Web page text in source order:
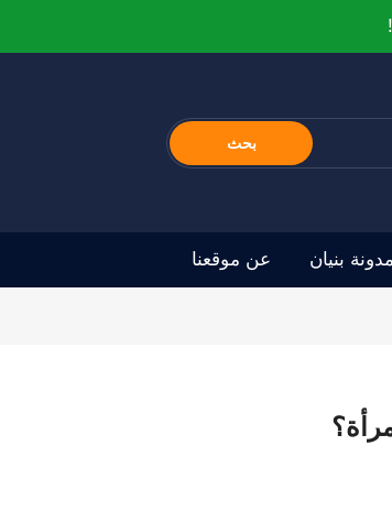
بحث
مدونة بنيان عن موقعنا